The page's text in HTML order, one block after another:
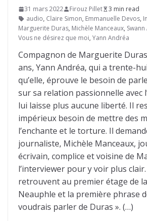
31 mars 2022 Firouz Pillet
3 min read
audio, Claire Simon, Emmanuelle Devos,
Marguerite Duras, Michèle Manceaux,
Vous ne désirez que moi, Yann Andréa
Compagnon de Marguerite
ans, Yann Andréa, qui a trente-
qu’elle, éprouve le besoin de
sur sa relation passionnelle avec
lui laisse plus aucune liberté. Il
impérieux besoin de mettre des
l’enchante et le torture. Il
journaliste, Michèle Manceaux,
écrivain, complice et voisine de
l’interviewer pour y voir plus
retrouvent au premier étage de
Neauphle et la première phrase
voudrais parler de Duras ». (…)